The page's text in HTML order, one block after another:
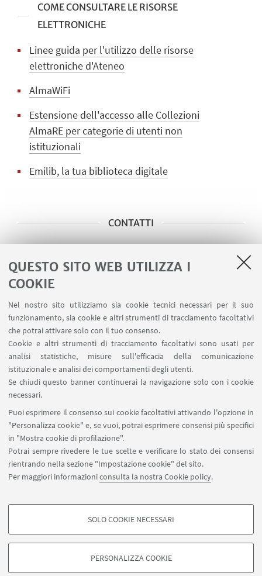
QUESTO SITO WEB UTILIZZA I
COOKIE
Nel nostro sito utilizziamo sia cookie tecnici necessari per il suo
funzionamento, sia cookie e altri strumenti di tracciamento facoltativi
che potrai attivare solo con il tuo consenso.
Cookie e altri strumenti di tracciamento facoltativi sono usati per
analisi statistiche, misure sull'efficacia della comunicazione
istituzionale e analisi dei comportamenti degli utenti.
Se chiudi questo banner continuerai la navigazione solo con i cookie
necessari.
Puoi esprimere il consenso sui cookie facoltativi attivando l'opzione in
"Personalizza cookie" e, se vuoi, potrai esprimere consensi più specifici
in "Mostra cookie di profilazione".
Potrai sempre rivedere le tue scelte e verificare lo stato dei consensi
rientrando nella sezione "Impostazione cookie" del sito.
Per maggiori informazioniconsulta la nostra Cookie policy.
COOKIE DI PROFILAZIONE - FACOLTATIVI
degli utenti, creare profili in base al loro comportamento sul sito, per analisi
di marketing.
SOLO COOKIE NECESSARI
PERSONALIZZA COOKIE
COME CONSULTARE LE RISORSE
ELETTRONICHE
Linee guida per l'utilizzo delle risorse
elettroniche d'Ateneo
AlmaWiFi
Estensione dell'accesso alle Collezioni
AlmaRE per categorie di utenti non
istituzionali
Emilib, la tua biblioteca digitale
CONTATTI
Via Caterina Sforza 45 – Forlì
Scrivi una mail
Punto di servizio di via
Montaspro
Via Montaspro 97 – Forlì
bibliotecaruffilli.info@unibo.it